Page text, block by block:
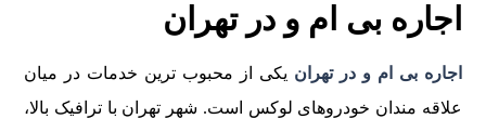
اجاره بی ام و در تهران
اجاره بی ام و در تهران يکی از محبوب ترين خدمات در ميان
علاقه مندان خودروهای لوکس است. شهر تهران با ترافيک بالا،